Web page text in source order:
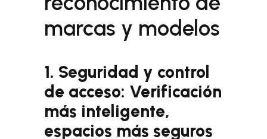
marcas y modelos
1. Seguridad y control
de acceso: Verificación
más inteligente,
espacios más seguros